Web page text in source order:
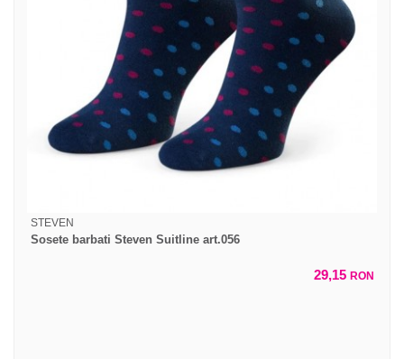
STEVEN
Sosete barbati Steven Suitline art.056
29,15 RON